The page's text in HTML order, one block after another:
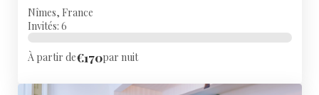
Nîmes, France
Invités: 6
À partir de€170par nuit